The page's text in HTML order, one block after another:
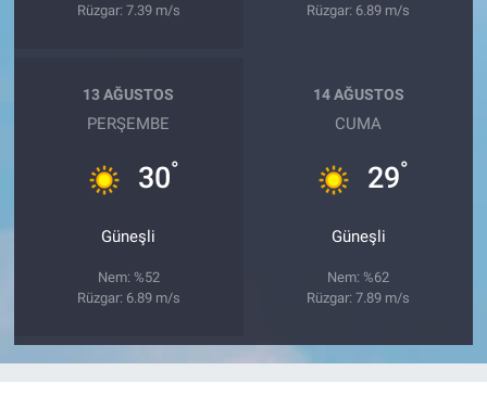
Rüzgar: 7.39 m/s
Rüzgar: 6.89 m/s
13 AĞUSTOS
PERŞEMBE
30°
Güneşli
Nem: %52
Rüzgar: 6.89 m/s
14 AĞUSTOS
CUMA
29°
Güneşli
Nem: %62
Rüzgar: 7.89 m/s